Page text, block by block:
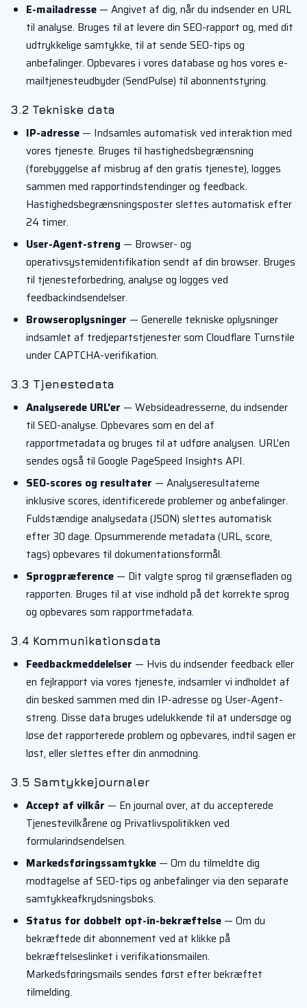
E-mailadresse — Angivet af dig, når du indsender en URL
til analyse. Bruges til at levere din SEO-rapport og, med dit
udtrykkelige samtykke, til at sende SEO-tips og
anbefalinger. Opbevares i vores database og hos vores e-
mailtjenesteudbyder (SendPulse) til abonnentstyring.
3.2 Tekniske data
IP-adresse — Indsamles automatisk ved interaktion med
vores tjeneste. Bruges til hastighedsbegrænsning
(forebyggelse af misbrug af den gratis tjeneste), logges
sammen med rapportindstendinger og feedback.
Hastighedsbegrænsningsposter slettes automatisk efter
24 timer.
User-Agent-streng — Browser- og
operativsystemidentifikation sendt af din browser. Bruges
til tjenesteforbedring, analyse og logges ved
feedbackindsendelser.
Browseroplysninger — Generelle tekniske oplysninger
indsamlet af tredjepartstjenester som Cloudflare Turnstile
under CAPTCHA-verifikation.
3.3 Tjenestedata
Analyserede URL'er — Websideadresserne, du indsender
til SEO-analyse. Opbevares som en del af
rapportmetadata og bruges til at udføre analysen. URL'en
sendes også til Google PageSpeed Insights API.
SEO-scores og resultater — Analyseresultaterne
inklusive scores, identificerede problemer og anbefalinger.
Fuldstændige analysedata (JSON) slettes automatisk
efter 30 dage. Opsummerende metadata (URL, score,
tags) opbevares til dokumentationsformål.
Sprogpræference — Dit valgte sprog til grænsefladen og
rapporten. Bruges til at vise indhold på det korrekte sprog
og opbevares som rapportmetadata.
3.4 Kommunikationsdata
Feedbackmeddelelser — Hvis du indsender feedback eller
en fejlrapport via vores tjeneste, indsamler vi indholdet af
din besked sammen med din IP-adresse og User-Agent-
streng. Disse data bruges udelukkende til at undersøge og
løse det rapporterede problem og opbevares, indtil sagen er
løst, eller slettes efter din anmodning.
3.5 Samtykkejournaler
Accept af vilkår — En journal over, at du accepterede
Tjenestevilkårene og Privatlivspolitikken ved
formularindsendelsen.
Markedsføringssamtykke — Om du tilmeldte dig
modtagelse af SEO-tips og anbefalinger via den separate
samtykkeafkrydsningsboks.
Status for dobbelt opt-in-bekræftelse — Om du
bekræftede dit abonnement ved at klikke på
bekræftelseslinket i verifikationsmailen.
Markedsføringsmails sendes først efter bekræftet
tilmelding.